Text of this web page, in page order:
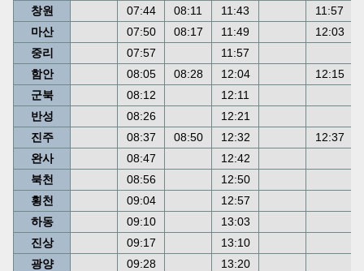
창원
07:44 08:11 11:43
11:57
마산
07:50 08:17 11:49
12:03
중리
07:57
11:57
함안
08:05 08:28 12:04
12:15
군북
08:12
12:11
반성
08:26
12:21
진주
08:37 08:50 12:32
12:37
완사
08:47
12:42
북천
08:56
12:50
횡천
09:04
12:57
하동
09:10
13:03
진상
09:17
13:10
광양
09:28
13:20